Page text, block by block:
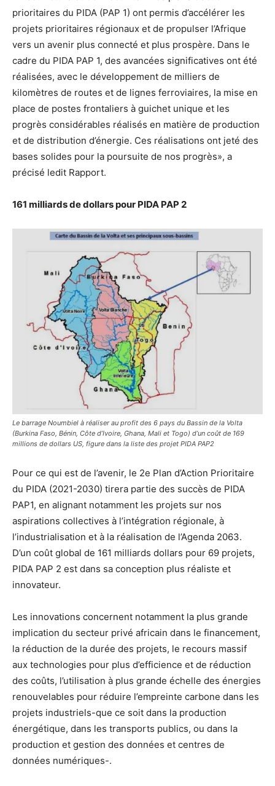
prioritaires du PIDA (PAP 1) ont permis d’accélérer les
projets prioritaires régionaux et de propulser l’Afrique
vers un avenir plus connecté et plus prospère. Dans le
cadre du PIDA PAP 1, des avancées significatives ont été
réalisées, avec le développement de milliers de
kilomètres de routes et de lignes ferroviaires, la mise en
place de postes frontaliers à guichet unique et les
progrès considérables réalisés en matière de production
et de distribution d’énergie. Ces réalisations ont jeté des
bases solides pour la poursuite de nos progrès», a
précisé ledit Rapport.
161 milliards de dollars pour PIDA PAP 2
Le barrage Noumbiel à réaliser au profit des 6 pays du Bassin de la Volta
(Burkina Faso, Bénin, Côte d’Ivoire, Ghana, Mali et Togo) d’un coût de 169
millions de dollars US, figure dans la liste des projet PIDA PAP2
Pour ce qui est de l’avenir, le 2e Plan d’Action Prioritaire
du PIDA (2021-2030) tirera partie des succès de PIDA
PAP1, en alignant notamment les projets sur nos
aspirations collectives à l’intégration régionale, à
l’industrialisation et à la réalisation de l’Agenda 2063.
D’un coût global de 161 milliards dollars pour 69 projets,
PIDA PAP 2 est dans sa conception plus réaliste et
innovateur.
Les innovations concernent notamment la plus grande
implication du secteur privé africain dans le financement,
la réduction de la durée des projets, le recours massif
aux technologies pour plus d’efficience et de réduction
des coûts, l’utilisation à plus grande échelle des énergies
renouvelables pour réduire l’empreinte carbone dans les
projets industriels-que ce soit dans la production
énergétique, dans les transports publics, ou dans la
production et gestion des données et centres de
données numériques-.